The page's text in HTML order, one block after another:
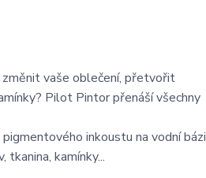
vaše oblečení, přetvořit
Pilot Pintor přenáší všechny
inkoustu na vodní bázi
kamínky...